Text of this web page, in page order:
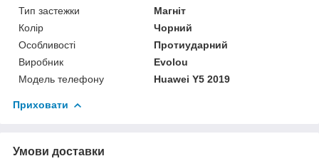
Тип застежки
Магніт
Колір
Чорний
Особливості
Протиударний
Виробник
Evolou
Модель телефону
Huawei Y5 2019
Приховати
Умови доставки